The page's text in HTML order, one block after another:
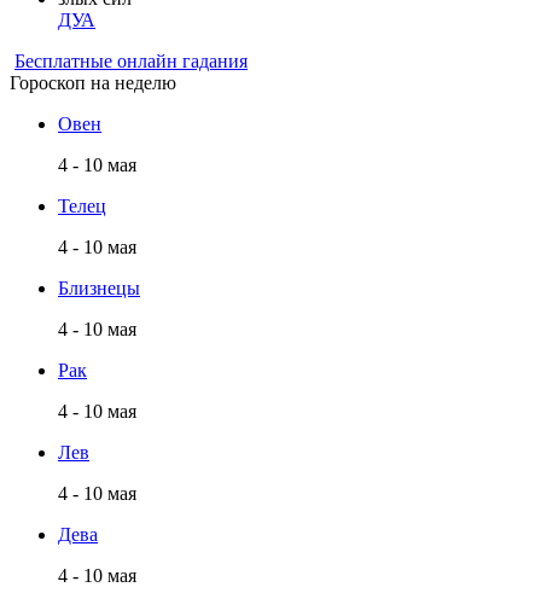
ДУА
Бесплатные онлайн гадания
Гороскоп на неделю
Овен
4 - 10 мая
Телец
4 - 10 мая
Близнецы
4 - 10 мая
Рак
4 - 10 мая
Лев
4 - 10 мая
Дева
4 - 10 мая